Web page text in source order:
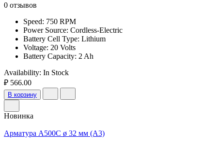
0 отзывов
Speed: 750 RPM
Power Source: Cordless-Electric
Battery Cell Type: Lithium
Voltage: 20 Volts
Battery Capacity: 2 Ah
Availability: In Stock
₽ 566.00
В корзину
Новинка
Арматура А500С ø 32 мм (А3)